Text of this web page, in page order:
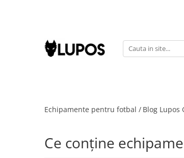
Manusi portar
Manusi portar marimea 8
Manusi portar marimea 10
Manusi portar marimea 11
Echipamente pentru fotbal / Blog Lupos
Ce conține